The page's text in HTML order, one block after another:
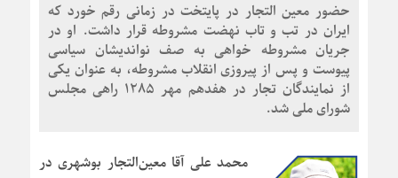
حضور معین التجار در پایتخت در زمانی رقم خورد که
ایران در تب و تاب نهضت مشروطه قرار داشت. او در
جریان مشروطه خواهی به صف نواندیشان سیاسی
پیوست و پس از پیروزی انقلاب مشروطه، به عنوان یکی
از نمایندگان تجار در هفدهم مهر ۱۲۸۵ راهی مجلس
شورای ملی شد.
محمد علی آقا معین‌التجار بوشهری در